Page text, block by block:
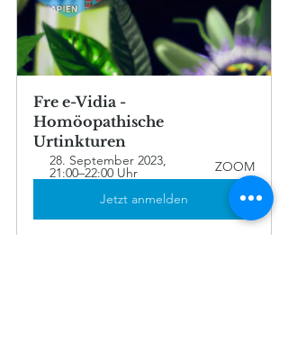
Fre e-Vidia -
Homöopathische
Urtinkturen
28. September 2023,
21:00–22:00 Uhr
ZOOM
Jetzt anmelden